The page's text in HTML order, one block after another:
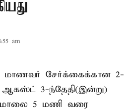
am
மாணவர் சேர்க்கைக்கான 2-
ஆகஸ்ட் 3-ந்தேதி(இன்று)
மாலை 5 மணி வரை